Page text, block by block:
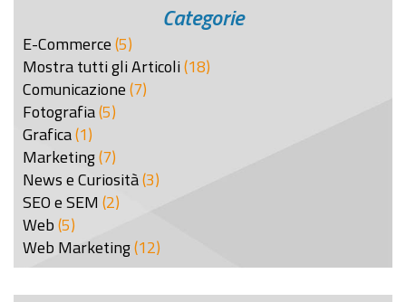
Categorie
E-Commerce(5)
Mostra tutti gli Articoli(18)
Comunicazione(7)
Fotografia(5)
Grafica(1)
Marketing(7)
News e Curiosità(3)
SEO e SEM (2)
Web(5)
Web Marketing(12)